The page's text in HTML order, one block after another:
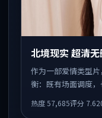
北境现实 超清
作为一部爱情类型
衡：既有场面调度
热度57,685评分 7.6